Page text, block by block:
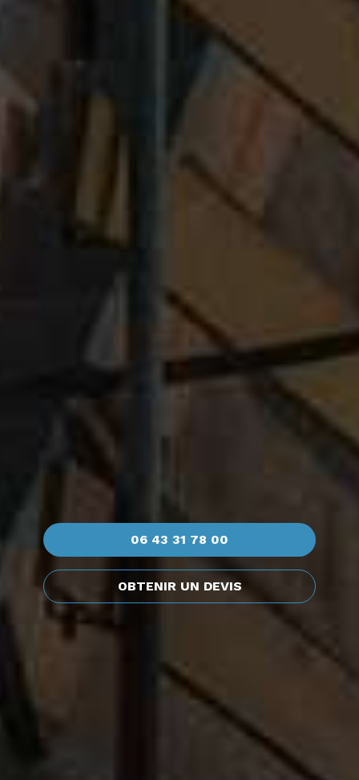
06 43 31 78 00
OBTENIR UN DEVIS